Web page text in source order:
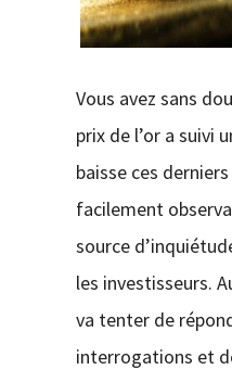
Vous avez sans
prix de l’or a suivi
baisse ces
facilement
source
les investisseurs.
va tenter de
interrogations et